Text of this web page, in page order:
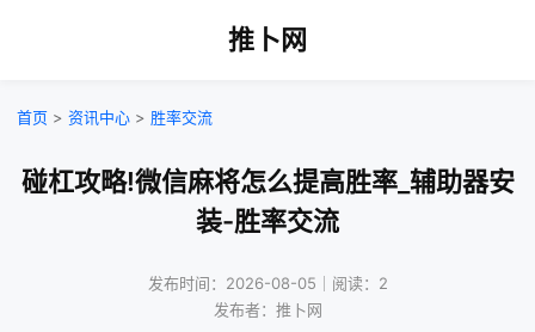
推卜网
首页 > 资讯中心 > 胜率交流
碰杠攻略!微信麻将怎么提高胜率_辅助器安
装-胜率交流
发布时间：2026-08-05｜阅读：2
发布者：推卜网